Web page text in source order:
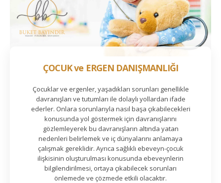
ÇOCUK ve ERGEN DANIŞMANLIĞI
Çocuklar ve ergenler, yaşadıkları sorunları genellikle
davranışları ve tutumları ile dolaylı yollardan ifade
ederler. Onlara sorunlarıyla nasıl başa çıkabilecekleri
konusunda yol göstermek için davranışlarını
gözlemleyerek bu davranışların altında yatan
nedenleri belirlemek ve iç dünyalarını anlamaya
çalışmak gereklidir. Ayrıca sağlıklı ebeveyn-çocuk
ilişkisinin oluşturulması konusunda ebeveynlerin
bilgilendirilmesi, ortaya çıkabilecek sorunları
önlemede ve çözmede etkili olacaktır.